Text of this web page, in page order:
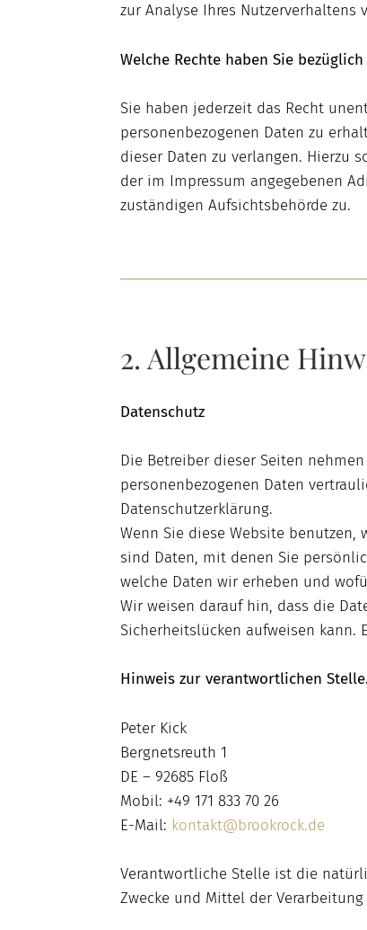
zur Analyse Ihres Nutzerverhaltens
Welche Rechte haben Sie
Sie haben jederzeit das Recht
personenbezogenen Daten zu
dieser Daten zu verlangen. Hierzu
der im Impressum angegebenen
zuständigen Aufsichtsbehörde zu.
2. Allgemeine
Datenschutz
Die Betreiber dieser Seiten
personenbezogenen Daten
Datenschutzerklärung.
Wenn Sie diese Website benutzen,
sind Daten, mit denen Sie
welche Daten wir erheben und
Wir weisen darauf hin, dass die
Sicherheitslücken aufweisen
Hinweis zur verantwortlichen
Peter Kick
Bergnetsreuth 1
DE – 92685 Floß
Mobil: +49 171 833 70 26
E-Mail: kontakt@brookrock.de
Verantwortliche Stelle ist die
Zwecke und Mittel der